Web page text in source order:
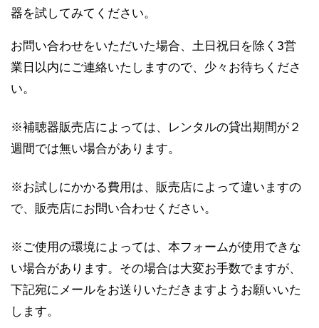
器を試してみてください。
お問い合わせをいただいた場合、土日祝日を除く3営
業日以内にご連絡いたしますので、少々お待ちくださ
い。
※補聴器販売店によっては、レンタルの貸出期間が２
週間では無い場合があります。
※お試しにかかる費用は、販売店によって違いますの
で、販売店にお問い合わせください。
※ご使用の環境によっては、本フォームが使用できな
い場合があります。その場合は大変お手数でますが、
下記宛にメールをお送りいただきますようお願いいた
します。